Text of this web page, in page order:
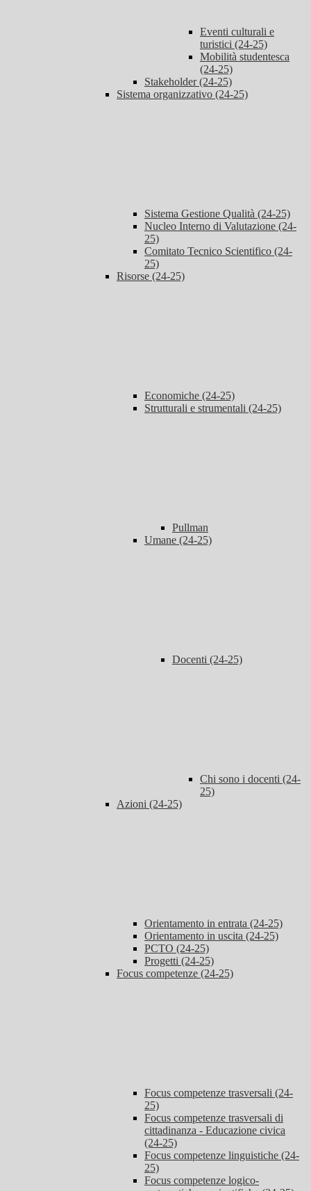
Eventi culturali e
turistici (24-25)
Mobilità studentesca
(24-25)
Stakeholder (24-25)
Sistema organizzativo (24-25)
Sistema Gestione Qualità (24-25)
Nucleo Interno di Valutazione (24-
25)
Comitato Tecnico Scientifico (24-
25)
Risorse (24-25)
Economiche (24-25)
Strutturali e strumentali (24-25)
Pullman
Umane (24-25)
Docenti (24-25)
Chi sono i docenti (24-
25)
Azioni (24-25)
Orientamento in entrata (24-25)
Orientamento in uscita (24-25)
PCTO (24-25)
Progetti (24-25)
Focus competenze (24-25)
Focus competenze trasversali (24-
25)
Focus competenze trasversali di
cittadinanza - Educazione civica
(24-25)
Focus competenze linguistiche (24-
25)
Focus competenze logico-